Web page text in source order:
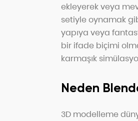
ekleyerek veya
setiyle oynamak
yapıya veya
bir ifade biçimi
karmaşık
Neden
3D modelleme